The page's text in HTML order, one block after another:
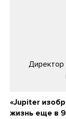
Директор
«Jupiter
жизнь еще в